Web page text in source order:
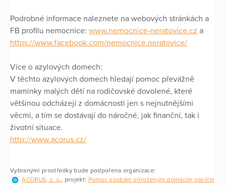
Podrobné informace naleznete na webových stránkách a
FB profilu nemocnice: www.nemocnice-neratovice.cz a
https://www.facebook.com/nemocnice.neratovice/
Více o azylových domech:
V těchto azylových domech hledají pomoc převážně
maminky malých dětí na rodičovské dovolené, které
většinou odcházejí z domácnosti jen s nejnutnějšími
věcmi, a tím se dostávají do náročné, jak finanční, tak i
životní situace.
http://www.acorus.cz/
Vybranými prostředky bude podpořena organizace:
ACORUS, z. ú. , projekt: Pomoc osobám ohroženým domácím násilím